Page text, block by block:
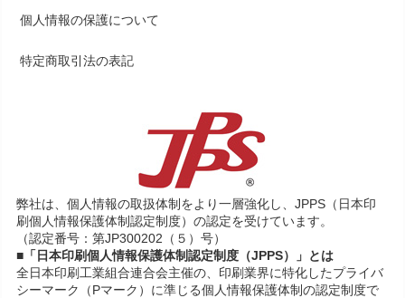
個人情報の保護について
特定商取引法の表記
弊社は、個人情報の取扱体制をより一層強化し、JPPS（日本印
刷個人情報保護体制認定制度）の認定を受けています。
（認定番号：第JP300202（５）号）
■「日本印刷個人情報保護体制認定制度（JPPS）」とは
全日本印刷工業組合連合会主催の、印刷業界に特化したプライバ
シーマーク（Pマーク）に準じる個人情報保護体制の認定制度で